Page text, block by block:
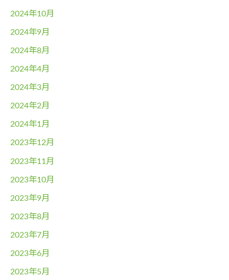
2024年10月
2024年9月
2024年8月
2024年4月
2024年3月
2024年2月
2024年1月
2023年12月
2023年11月
2023年10月
2023年9月
2023年8月
2023年7月
2023年6月
2023年5月